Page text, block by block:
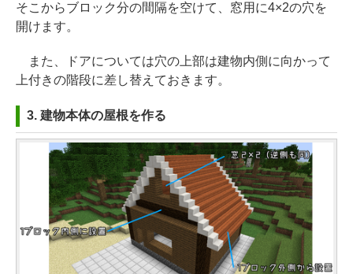
そこからブロック分の間隔を空けて、窓用に4×2の穴を
開けます。
また、ドアについては穴の上部は建物内側に向かって
上付きの階段に差し替えておきます。
3. 建物本体の屋根を作る